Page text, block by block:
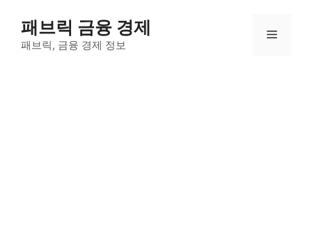
패브릭 금융 경제
패브릭, 금융 경제 정보
메